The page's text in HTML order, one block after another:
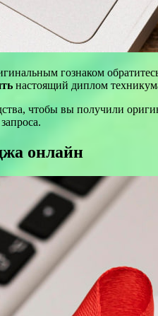
гознаком
настоящий диплом
чтобы вы получили
онлайн